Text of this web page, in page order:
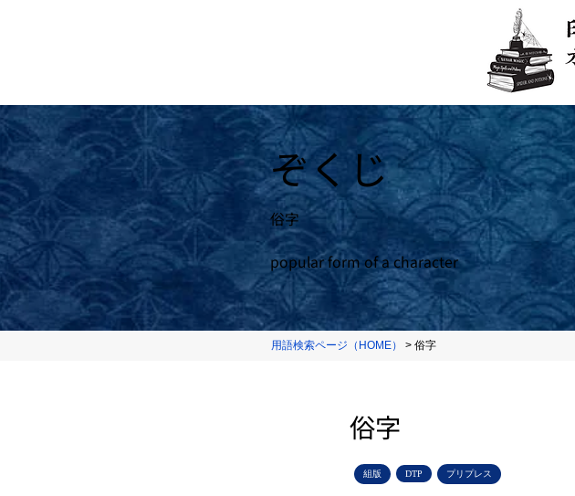
ぞくじ
俗字
popular form of a character
用語検索ページ（HOME） > 俗字
俗字
組版 DTP プリプレス